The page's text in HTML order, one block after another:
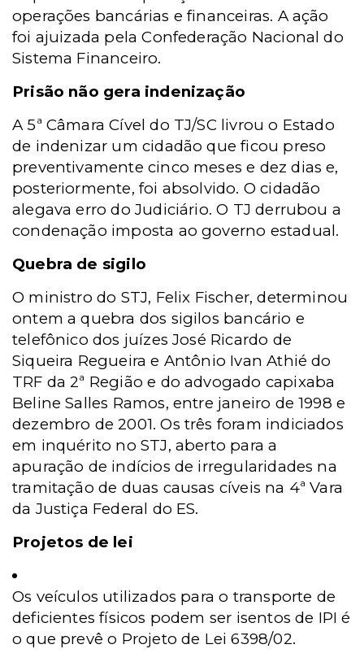
operações bancárias e financeiras. A ação
foi ajuizada pela Confederação Nacional do
Sistema Financeiro.
Prisão não gera indenização
A 5ª Câmara Cível do TJ/SC livrou o Estado
de indenizar um cidadão que ficou preso
preventivamente cinco meses e dez dias e,
posteriormente, foi absolvido. O cidadão
alegava erro do Judiciário. O TJ derrubou a
condenação imposta ao governo estadual.
Quebra de sigilo
O ministro do STJ, Felix Fischer, determinou
ontem a quebra dos sigilos bancário e
telefônico dos juízes José Ricardo de
Siqueira Regueira e Antônio Ivan Athié do
TRF da 2ª Região e do advogado capixaba
Beline Salles Ramos, entre janeiro de 1998 e
dezembro de 2001. Os três foram indiciados
em inquérito no STJ, aberto para a
apuração de indícios de irregularidades na
tramitação de duas causas cíveis na 4ª Vara
da Justiça Federal do ES.
Projetos de lei
Os veículos utilizados para o transporte de
deficientes físicos podem ser isentos de IPI é
o que prevê o Projeto de Lei 6398/02.